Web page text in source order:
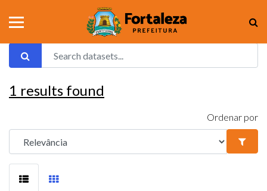
1 results found
Ordenar por